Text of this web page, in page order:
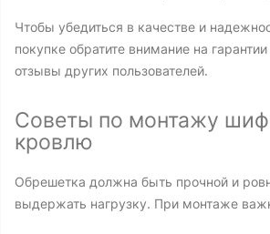
Чтобы убедиться в качестве и
покупке обратите внимание на
отзывы других пользователей.
Советы по монтажу
кровлю
Обрешетка должна быть прочной и
выдержать нагрузку. При монтаже